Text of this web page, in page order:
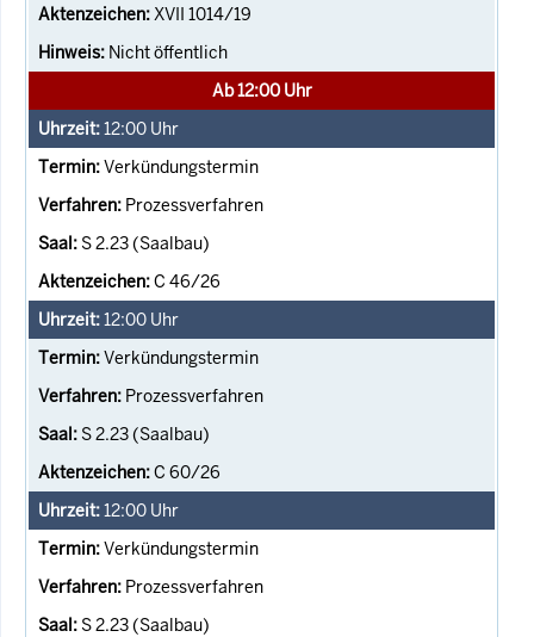
XVII 1014/19
Nicht öffentlich
Ab 12:00 Uhr
12:00 Uhr
Verkündungstermin
Prozessverfahren
S 2.23 (Saalbau)
C 46/26
12:00 Uhr
Verkündungstermin
Prozessverfahren
S 2.23 (Saalbau)
C 60/26
12:00 Uhr
Verkündungstermin
Prozessverfahren
S 2.23 (Saalbau)